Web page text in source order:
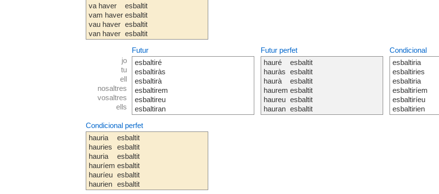
va haver
vam haver
vau haver
van haver
esbaltit
esbaltit
esbaltit
esbaltit
jo
tu
ell
nosaltres
vosaltres
ells
Futur
esbaltiré
esbaltiràs
esbaltirà
esbaltirem
esbaltireu
esbaltiran
Futur perfet
hauré
hauràs
haurà
haurem
haureu
hauran
esbaltit
esbaltit
esbaltit
esbaltit
esbaltit
esbaltit
Condicional
esbaltiria
esbaltiries
esbaltiria
esbaltiríem
esbaltiríeu
esbaltirien
Condicional perfet
hauria
hauries
hauria
hauríem
hauríeu
haurien
esbaltit
esbaltit
esbaltit
esbaltit
esbaltit
esbaltit